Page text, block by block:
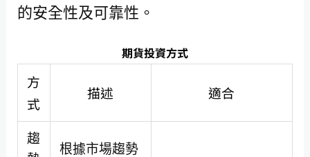
的安全性及可靠性。
期貨投資方式
方
式
描述 適合
趨
根據市場趨勢